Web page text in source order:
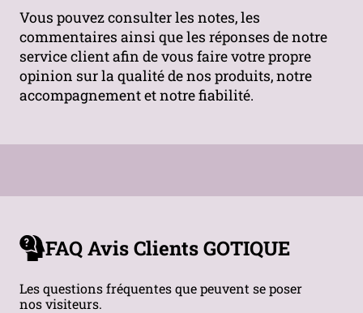
Vous pouvez consulter les notes, les
commentaires ainsi que les réponses de notre
service client afin de vous faire votre propre
opinion sur la qualité de nos produits, notre
accompagnement et notre fiabilité.
FAQ Avis Clients GOTIQUE
Les questions fréquentes que peuvent se poser
nos visiteurs.